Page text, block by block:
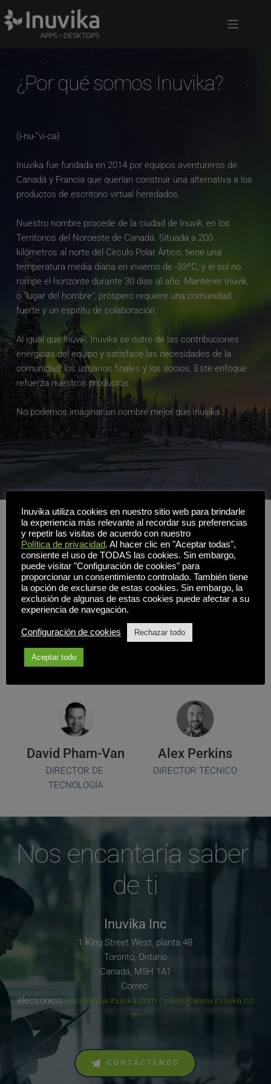
¿Por qué somos Inuvika?
(i-nu-”vi-ca)
Inuvika fue fundada en 2014 por equipos aventureros de
Canadá y Francia que querían construir una alternativa a los
productos de escritorio virtual heredados.
Nuestro nombre procede de la ciudad de Inuvik, en los
Territorios del Noroeste de Canadá. Situada a 200
kilómetros al norte del Círculo Polar Ártico, tiene una
temperatura media diaria en invierno de -33ºC, y el sol no
rompe el horizonte durante 30 días al año. Mantener Inuvik,
o "lugar del hombre", próspero requiere una comunidad
fuerte y un espíritu de colaboración.
Al igual que Inuvik, Inuvika se nutre de las contribuciones
enérgicas del equipo y satisface las necesidades de la
comunidad, los usuarios finales y los socios. Este enfoque
refuerza nuestros productos.
No podemos imaginar un nombre mejor que Inuvika.
Equipo ejecutivo
Kevin Gallagher
DIRECTOR GENERAL
Christian
David Pham-Van
DIRECTOR DE
TECNOLOGÍA
Alex Perkins
DIRECTOR TÉCNICO
Nos encantaría saber
de ti
Inuvika Inc
1 King Street West, planta 48
Toronto, Ontario
Canadá, M5H 1A1
Correo
electrónico: info@www.inuvika.com | sales@www.inuvika.co
m
CONTÁCTENOS
Inuvika utiliza cookies en nuestro sitio web para brindarle
la experiencia más relevante al recordar sus preferencias
y repetir las visitas de acuerdo con nuestro
Política de privacidad. Al hacer clic en "Aceptar todas",
consiente el uso de TODAS las cookies. Sin embargo,
puede visitar "Configuración de cookies" para
proporcionar un consentimiento controlado. También tiene
la opción de excluirse de estas cookies. Sin embargo, la
exclusión de algunas de estas cookies puede afectar a su
experiencia de navegación.
Configuración de cookies Rechazar todo
Aceptar todo